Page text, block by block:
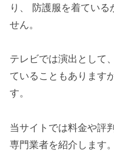
り、 防護服を着ている
せん。
テレビでは演出として
ていることもあります
す。
当サイトでは料金や評
専門業者を紹介します。